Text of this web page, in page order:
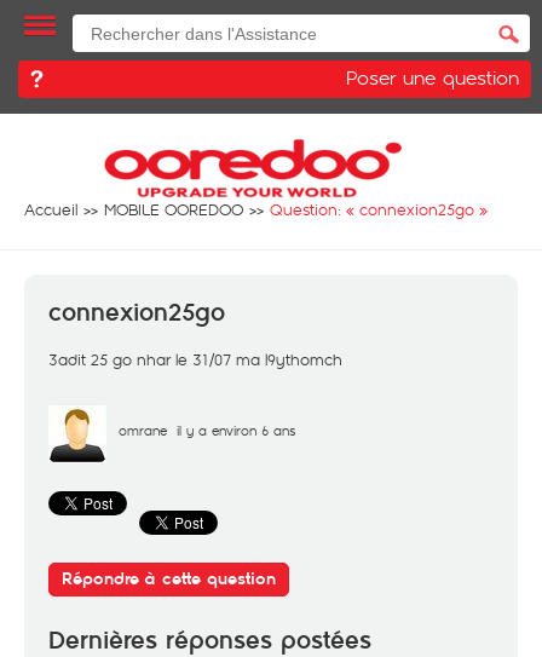
Poser une question
Accueil MOBILE OOREDOO Question: « connexion25go »
connexion25go
3adit 25 go nhar le 31/07 ma l9ythomch
omrane il y a environ 6 ans
Répondre à cette question
Dernières réponses postées